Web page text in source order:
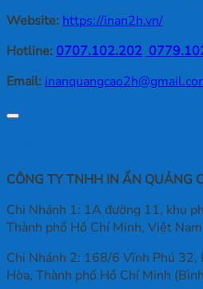
Website: https://inan2h.vn/
Hotline: 0707.102.202
Email:
CÔNG TY TNHH IN ẤN QUẢNG
Chi Nhánh 1: 1A đường 11, khu
Thành phố Hồ Chí Minh, Việt Nam
Chi Nhánh 2: 168/6 Vĩnh Phú 32,
Hòa, Thành phố Hồ Chí Minh